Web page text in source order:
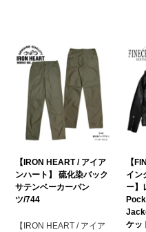
【IRON HEART / アイア
ンハート】 硫化染バック
サテンベーカーパン
ツ/744
【IRON HEART / アイア
【
イン
ー】
ケッ